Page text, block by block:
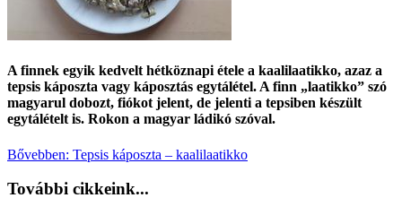
A finnek egyik kedvelt hétköznapi étele a kaalilaatikko, azaz a
tepsis káposzta vagy káposztás egytálétel. A finn „laatikko” szó
magyarul dobozt, fiókot jelent, de jelenti a tepsiben készült
egytálételt is. Rokon a magyar ládikó szóval.
Bővebben: Tepsis káposzta ‒ kaalilaatikko
További cikkeink...